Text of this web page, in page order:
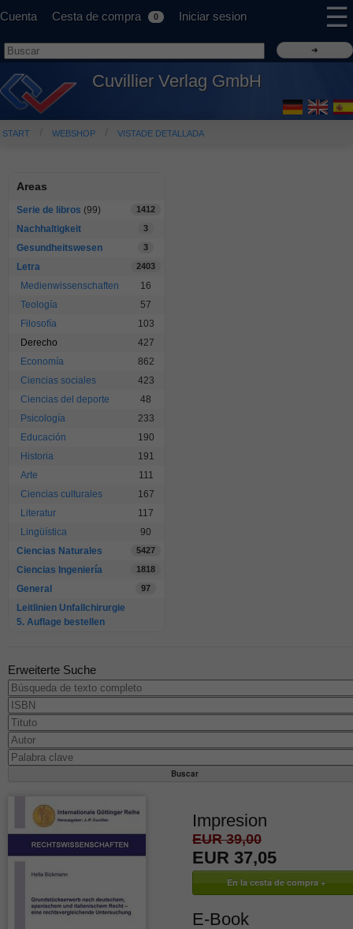
Cuenta Cesta de compra 0 Iniciar sesion ☰
Cuvillier Verlag GmbH
START WEBSHOP VISTADE DETALLADA
Areas
Serie de libros (99) 1412
Nachhaltigkeit 3
Gesundheitswesen 3
Letra 2403
Medienwissenschaften
16
Teología
57
Filosofía
103
Derecho
427
Economía
862
Ciencias sociales
423
Ciencias del deporte
48
Psicología
233
Educación
190
Historia
191
Arte
111
Ciencias culturales
167
Literatur
117
Lingüística
90
Ciencias Naturales
5427
Ciencias Ingeniería 1818
General 97
Leitlinien Unfallchirurgie
5. Auflage bestellen
Erweiterte Suche
Impresion
EUR 39,00
EUR 37,05
E-Book